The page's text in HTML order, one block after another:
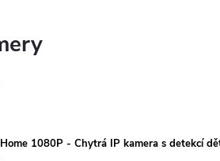
1080P - Chytrá IP kamera s detekcí